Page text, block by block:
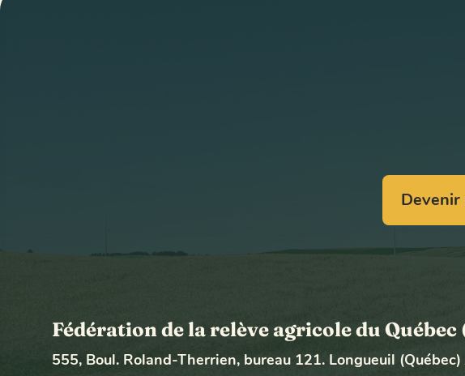
Devenir
Fédération de la relève agricole du Québec
555, Boul. Roland-Therrien, bureau 121. Longueuil (Québec)